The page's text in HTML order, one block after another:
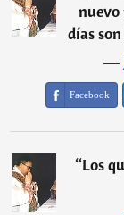
nuevo
días
―
Facebook
“Los